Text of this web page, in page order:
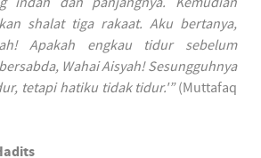
shalat tiga rakaat. Aku bertanya,
Apakah engkau tidur sebelum
Wahai Aisyah! Sesungguhnya
tetapi hatiku tidak tidur.'”(Muttafaq